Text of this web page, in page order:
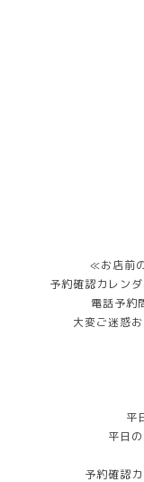
≪お店前
予約確認カレン
電話予約
大変ご迷惑
平
平日
予約確認